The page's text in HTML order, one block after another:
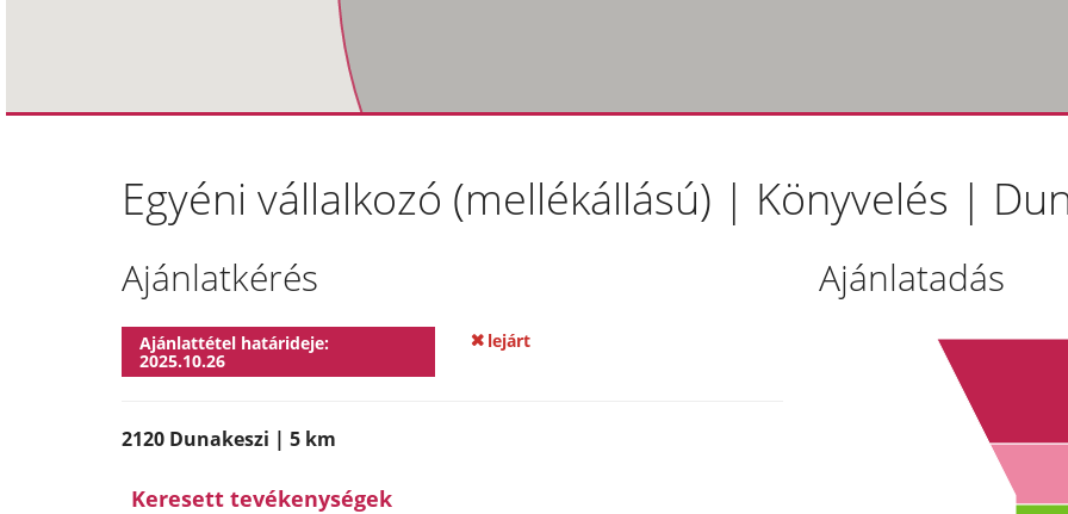
Egyéni vállalkozó (mellékállású) | Könyvelés |
Ajánlatkérés
Ajánlattétel határideje:
2025.10.26
lejárt
2120 Dunakeszi | 5 km
Keresett tevékenységek
Ajánlatadás